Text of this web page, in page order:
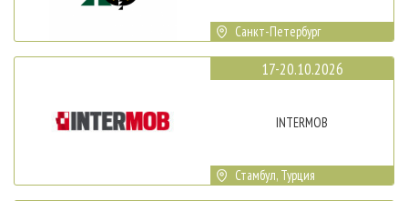
Санкт-Петербург
17-20.10.2026
INTERMOB
Стамбул, Турция